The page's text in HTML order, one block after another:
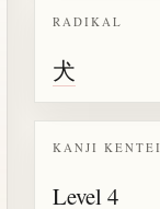
RADIKAL
犬
KANJI KENTEI
Level 4